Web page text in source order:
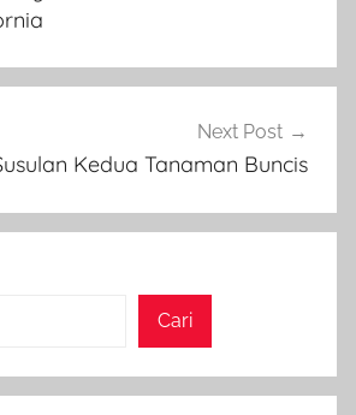
Next Post
Kedua Tanaman Buncis
Cari